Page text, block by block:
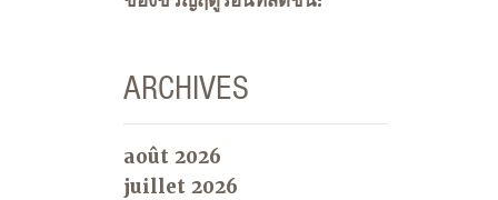
ARCHIVES
août 2026
juillet 2026